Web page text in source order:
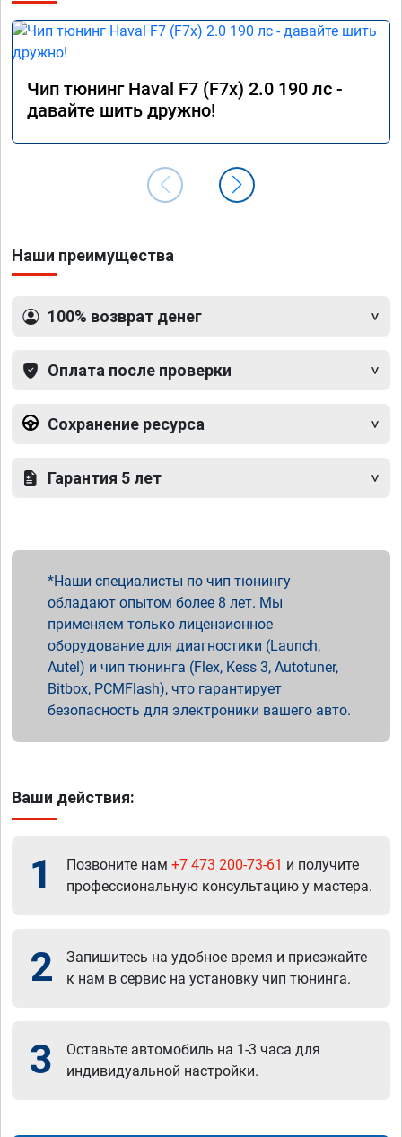
Чип тюнинг Haval F7 (F7x) 2.0 190 лс -
давайте шить дружно!
Наши преимущества
100% возврат денег
Оплата после проверки
Сохранение ресурса
Гарантия 5 лет
Наши специалисты по чип тюнингу
обладают опытом более 8 лет. Мы
применяем только лицензионное
оборудование для диагностики (Launch,
Autel) и чип тюнинга (Flex, Kess 3, Autotuner,
Bitbox, PCMFlash), что гарантирует
безопасность для электроники вашего авто.
Ваши действия:
1 Позвоните нам +7 473 200-73-61 и получите
профессиональную консультацию у мастера.
2
Запишитесь на удобное время и приезжайте
к нам в сервис на установку чип тюнинга.
3
Оставьте автомобиль на 1-3 часа для
индивидуальной настройки.